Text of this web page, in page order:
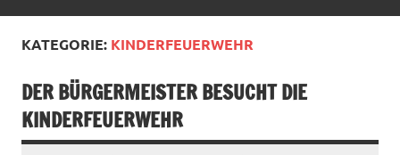
KATEGORIE: KINDERFEUERWEHR
DER BÜRGERMEISTER BESUCHT DIE
KINDERFEUERWEHR